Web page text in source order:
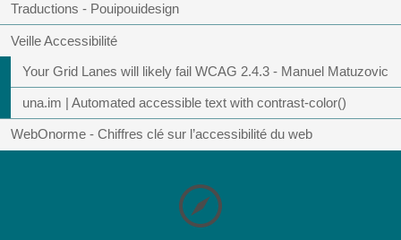
Traductions - Pouipouidesign
Veille Accessibilité
Your Grid Lanes will likely fail WCAG 2.4.3 - Manuel Matuzovic
una.im | Automated accessible text with contrast-color()
WebOnorme - Chiffres clé sur l’accessibilité du web